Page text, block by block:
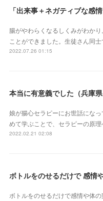
腸がやわらくなるしくみがわか
ことができました。生徒さん同
2022.07.26 01:15
本当に有意義でした（兵庫
娘が腸心セラピーにお世話にな
めて学ぶことで、セラピーの原
2022.02.21 02:08
ボトルをのせるだけで感情や体